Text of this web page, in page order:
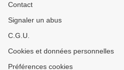
Contact
Signaler un abus
C.G.U.
Cookies et données personnelles
Préférences cookies